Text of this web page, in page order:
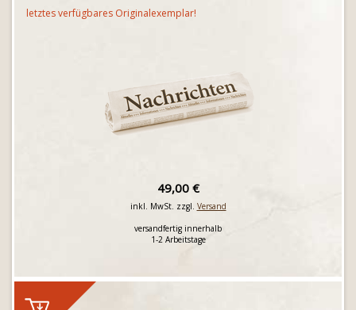
letztes verfügbares Originalexemplar!
49,00 €
inkl. MwSt. zzgl. Versand
versandfertig innerhalb
1-2 Arbeitstage